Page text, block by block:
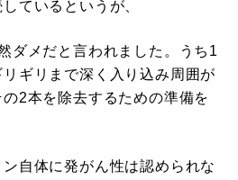
ているというが、
ダメだと言われました。うち1
ギリまで深く入り込み周囲が
2本を除去するための準備を
自体に発がん性は認められな